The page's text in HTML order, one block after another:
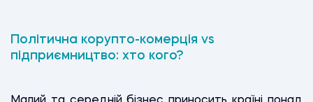
Політична корупто-комерція vs
підприємництво: хто кого?